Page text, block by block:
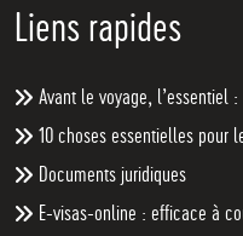
Liens rapides
Avant le voyage, l’essentiel :
10 choses essentielles pour
Documents juridiques
E-visas-online : efficace à